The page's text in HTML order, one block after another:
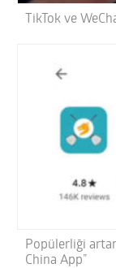
TikTok ve
Popülerliği
China App”